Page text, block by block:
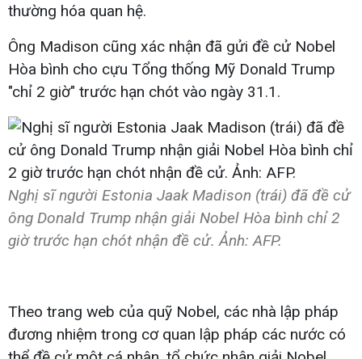
thường hóa quan hệ.
Ông Madison cũng xác nhận đã gửi đề cử Nobel
Hòa bình cho cựu Tổng thống Mỹ Donald Trump
"chỉ 2 giờ" trước hạn chót vào ngày 31.1.
Nghị sĩ người Estonia Jaak Madison (trái) đã đề cử
ông Donald Trump nhận giải Nobel Hòa bình chỉ 2
giờ trước hạn chót nhận đề cử. Ảnh: AFP.
Theo trang web của quỹ Nobel, các nhà lập pháp
đương nhiệm trong cơ quan lập pháp các nước có